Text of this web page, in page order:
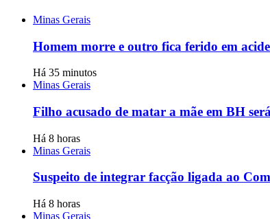
Minas Gerais
Homem morre e outro fica ferido em
Há 35 minutos
Minas Gerais
Filho acusado de matar a mãe em BH
Há 8 horas
Minas Gerais
Suspeito de integrar facção ligada ao
Há 8 horas
Minas Gerais